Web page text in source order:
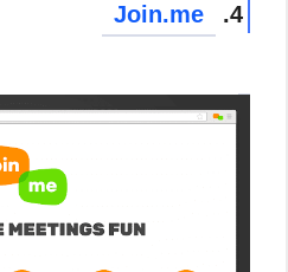
4.
Join.me